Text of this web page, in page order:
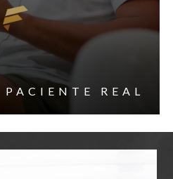
PACIENTE REAL